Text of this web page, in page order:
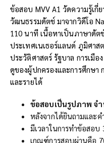
ข้อสอบ MVV A1 วัดความรู้เกี่
วัฒนธรรมดัตช์ มาจากวิดีโอ
110 นาที เนื้อหาเป็นภาษาดัต
ประเทศเนเธอร์แลนด์ ภูมิศาส
ประวัติศาสตร์ รัฐบาล การเมือ
ดูของผู้ปกครองและการศึกษา
และรายได้
ข้อสอบเป็นรูปภาพ จ
หลังจากได้ยินถามและ
มีเวลาในการทำข้อสอบ
เกณฑ์การสอบผ่านคือ